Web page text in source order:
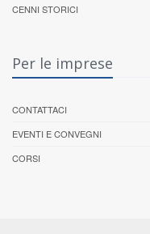
CENNI STORICI
Per le imprese
CONTATTACI
EVENTI E CONVEGNI
CORSI